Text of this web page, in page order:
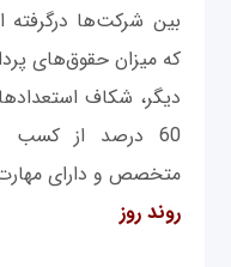
بین شرکت‌ها
که میزان حقوق‌های
دیگر، شکاف
60 درصد از کسب‌
متخصص و دارای
روند روز